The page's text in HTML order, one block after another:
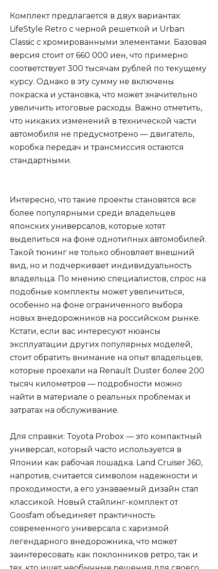
Комплект предлагается в двух вариантах:
LifeStyle Retro с черной решеткой и Urban
Classic с хромированными элементами. Базовая
версия стоит от 660 000 иен, что примерно
соответствует 300 тысячам рублей по текущему
курсу. Однако в эту сумму не включены
покраска и установка, что может значительно
увеличить итоговые расходы. Важно отметить,
что никаких изменений в технической части
автомобиля не предусмотрено — двигатель,
коробка передач и трансмиссия остаются
стандартными.
Интересно, что такие проекты становятся все
более популярными среди владельцев
японских универсалов, которые хотят
выделиться на фоне однотипных автомобилей.
Такой тюнинг не только обновляет внешний
вид, но и подчеркивает индивидуальность
владельца. По мнению специалистов, спрос на
подобные комплекты может увеличиться,
особенно на фоне ограниченного выбора
новых внедорожников на российском рынке.
Кстати, если вас интересуют нюансы
эксплуатации других популярных моделей,
стоит обратить внимание на опыт владельцев,
которые проехали на Renault Duster более 200
тысяч километров — подробности можно
найти в материале о реальных проблемах и
затратах на обслуживание.
Для справки: Toyota Probox — это компактный
универсал, который часто используется в
Японии как рабочая лошадка. Land Cruiser J60,
напротив, считается символом надежности и
проходимости, а его узнаваемый дизайн стал
классикой. Новый стайлинг-комплект от
Goosfam объединяет практичность
современного универсала с харизмой
легендарного внедорожника, что может
заинтересовать как поклонников ретро, так и